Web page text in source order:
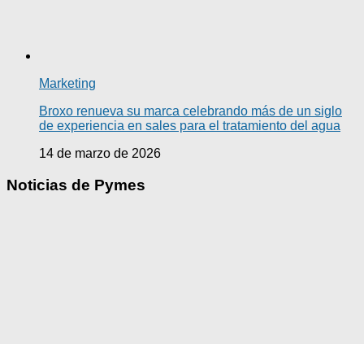
Marketing
Broxo renueva su marca celebrando más de un siglo
de experiencia en sales para el tratamiento del agua
14 de marzo de 2026
Noticias de Pymes